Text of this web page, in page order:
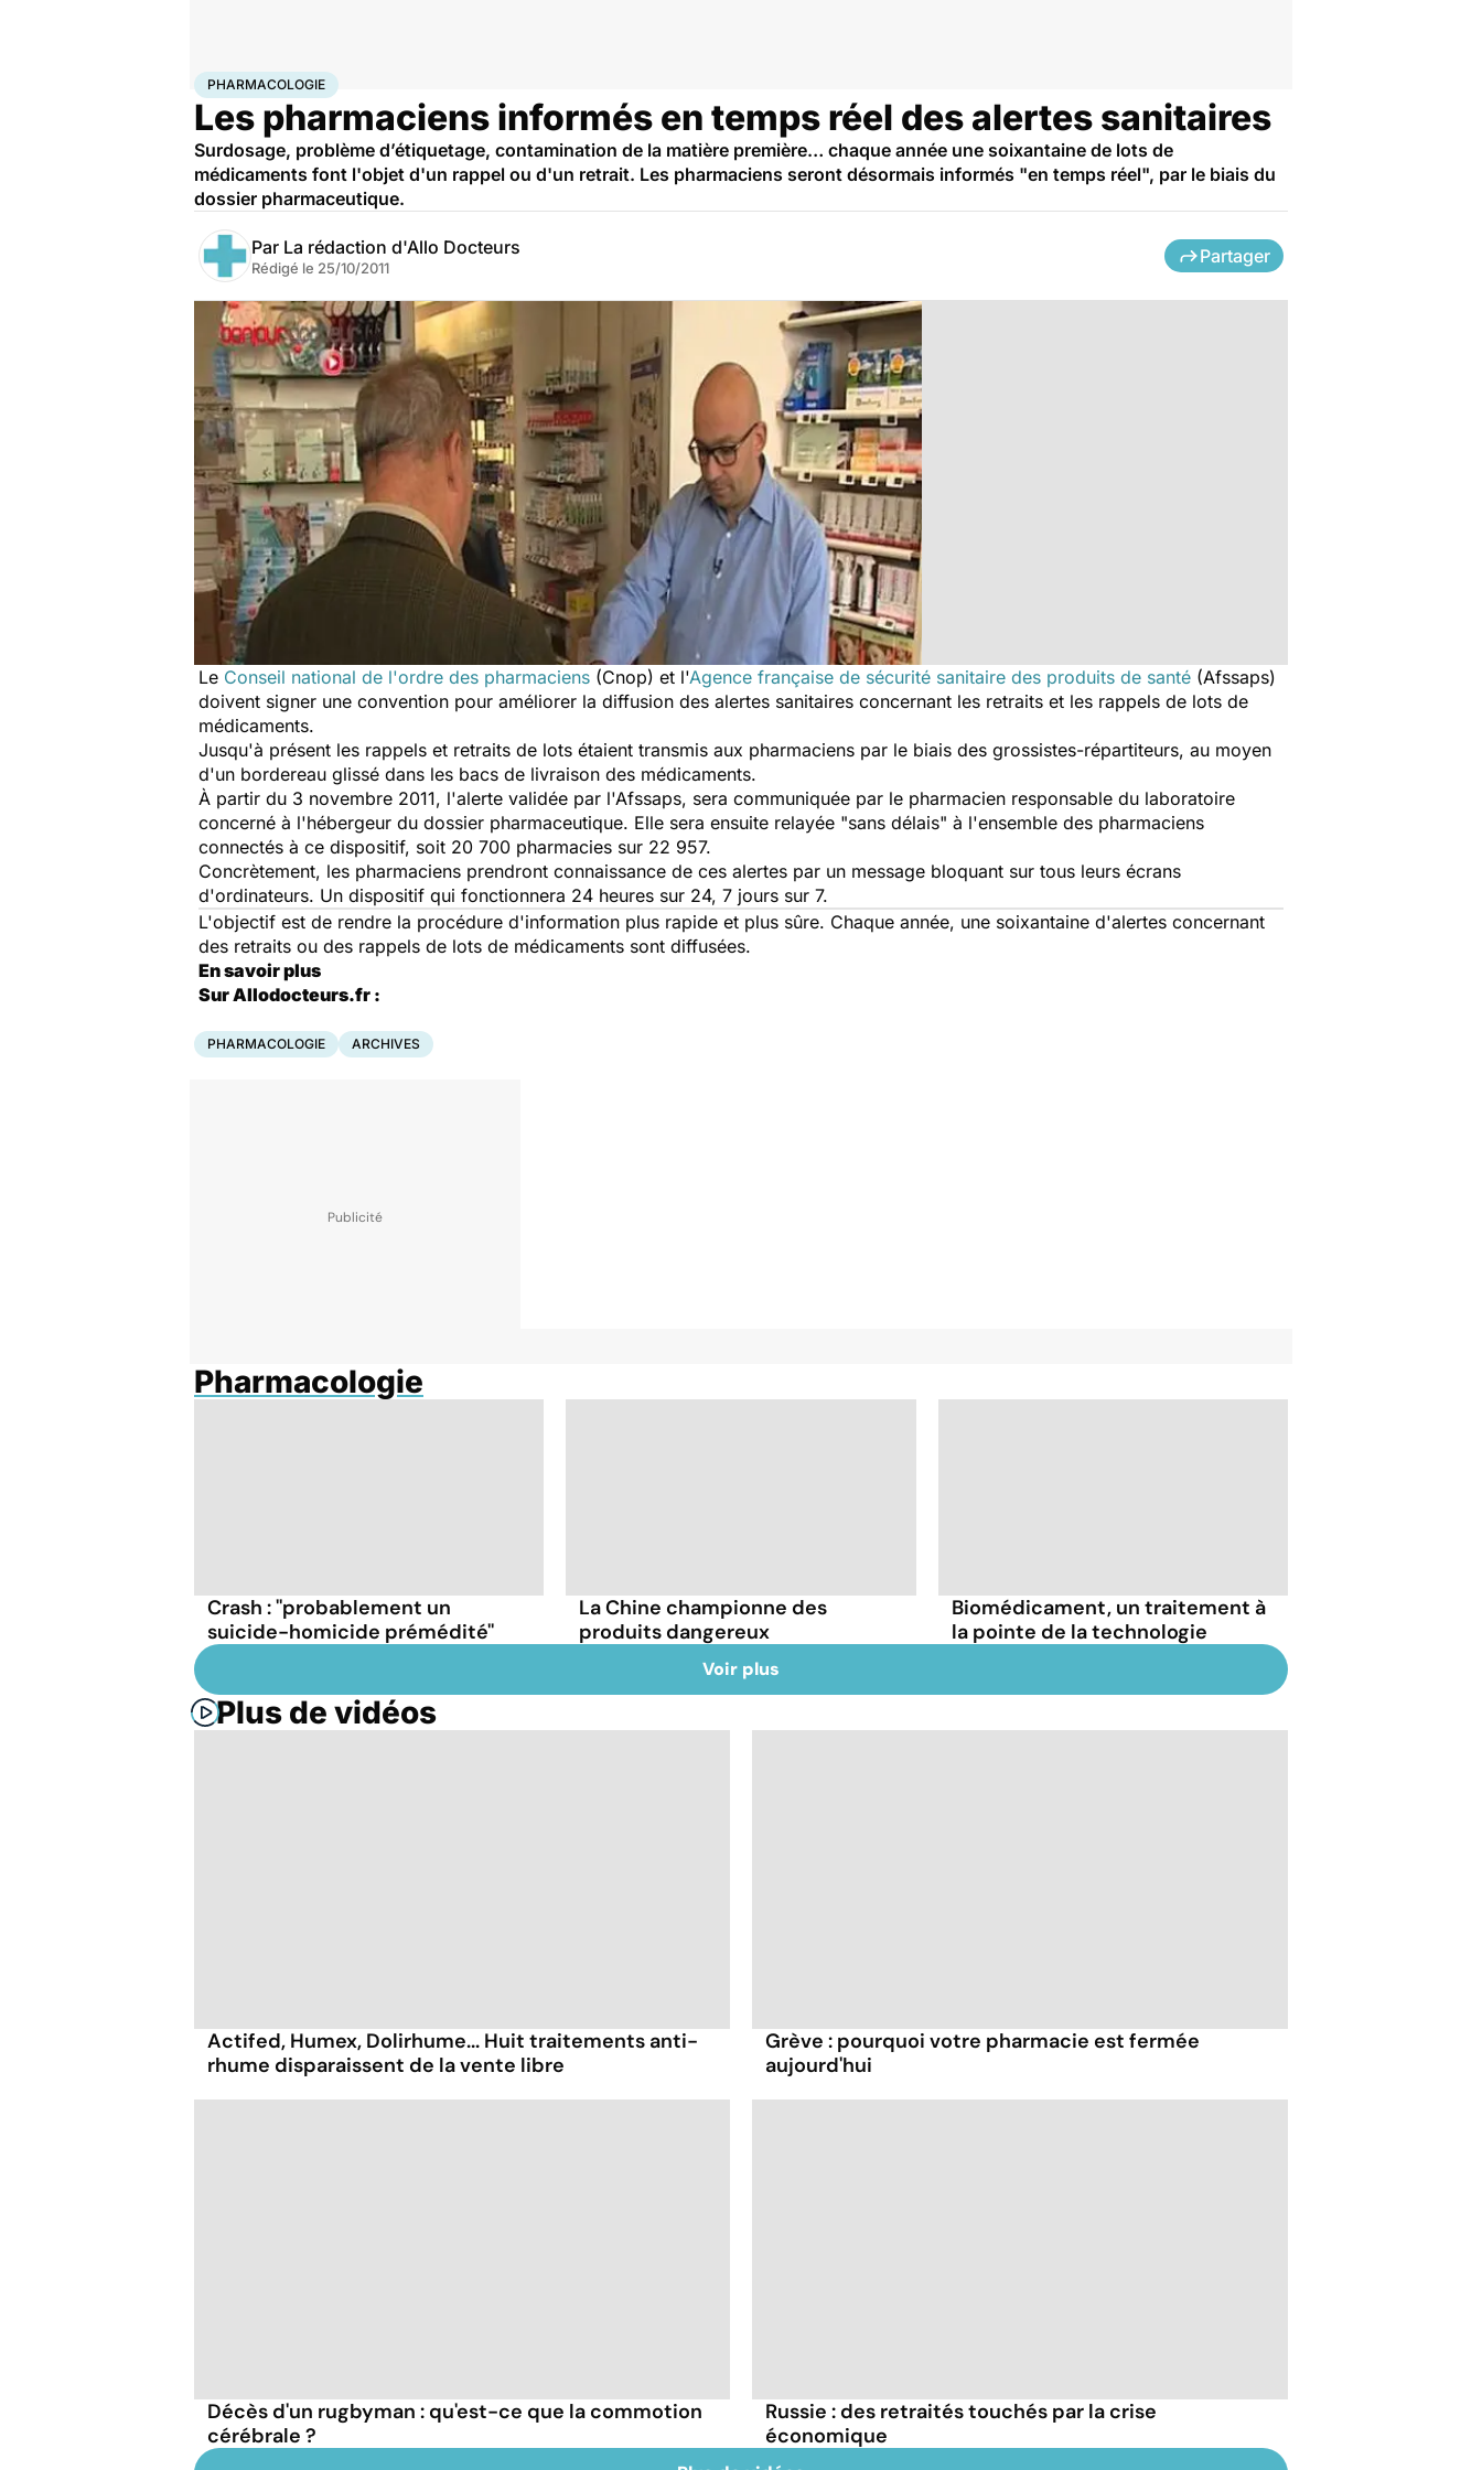
AccueilSantéPharmacologie
PHARMACOLOGIE
Les pharmaciens informés en temps réel des alertes sanitaires
Surdosage, problème d’étiquetage, contamination de la matière première… chaque année une soixantaine de lots de
médicaments font l'objet d'un rappel ou d'un retrait. Les pharmaciens seront désormais informés "en temps réel", par le biais du
dossier pharmaceutique.
Par La rédaction d'Allo Docteurs
Rédigé le 25/10/2011
Partager
Le Conseil national de l'ordre des pharmaciens (Cnop) et l'Agence française de sécurité sanitaire des produits de santé (Afssaps)
doivent signer une convention pour améliorer la diffusion des alertes sanitaires concernant les retraits et les rappels de lots de
médicaments.
Jusqu'à présent les rappels et retraits de lots étaient transmis aux pharmaciens par le biais des grossistes-répartiteurs, au moyen
d'un bordereau glissé dans les bacs de livraison des médicaments.
À partir du 3 novembre 2011, l'alerte validée par l'Afssaps, sera communiquée par le pharmacien responsable du laboratoire
concerné à l'hébergeur du dossier pharmaceutique. Elle sera ensuite relayée "sans délais" à l'ensemble des pharmaciens
connectés à ce dispositif, soit 20 700 pharmacies sur 22 957.
Concrètement, les pharmaciens prendront connaissance de ces alertes par un message bloquant sur tous leurs écrans
d'ordinateurs. Un dispositif qui fonctionnera 24 heures sur 24, 7 jours sur 7.
L'objectif est de rendre la procédure d'information plus rapide et plus sûre. Chaque année, une soixantaine d'alertes concernant
des retraits ou des rappels de lots de médicaments sont diffusées.
En savoir plus
Sur Allodocteurs.fr :
PHARMACOLOGIE ARCHIVES
Pharmacologie
Crash : ''probablement un
suicide-homicide prémédité''
La Chine championne des
produits dangereux
Biomédicament, un traitement à
la pointe de la technologie
Voir plus
Plus de vidéos
Actifed, Humex, Dolirhume... Huit traitements anti-
rhume disparaissent de la vente libre
Grève : pourquoi votre pharmacie est fermée
aujourd'hui
Décès d'un rugbyman : qu'est-ce que la commotion
cérébrale ?
Russie : des retraités touchés par la crise
économique